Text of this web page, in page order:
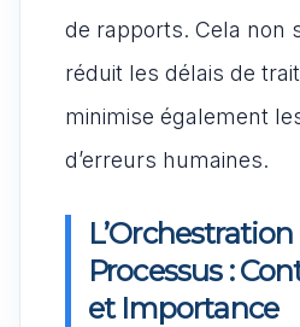
de rapports. Cela non
réduit les délais de
minimise également
d’erreurs humaines.
Processus :
et Importance